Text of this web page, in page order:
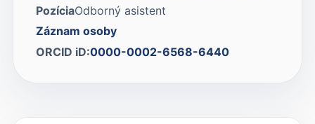
PozíciaOdborný asistent
Záznam osoby
ORCID iD:0000-0002-6568-6440